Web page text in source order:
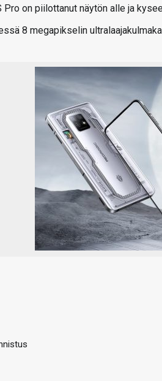
on piilottanut näytön alle ja
8 megapikselin